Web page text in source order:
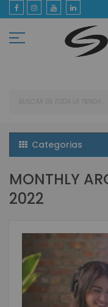
Ir
al
contenido
Categorias
MONTHLY
2022